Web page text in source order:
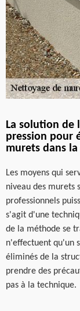
La solution de
pression pour
murets dans
Les moyens qui
niveau des murets
professionnels
s'agit d'une
de la méthode se
n'effectuent qu'un
éliminés de la
prendre des
pas à la technique.